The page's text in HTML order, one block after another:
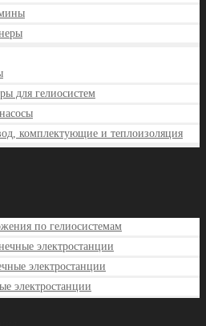
для гелиосистем
комплектующие и теплоизоляция
по гелиосистемам
электростанции
электростанции
электростанции